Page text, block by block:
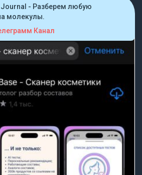
Journal - Разберем любую
молекулы.
Канал